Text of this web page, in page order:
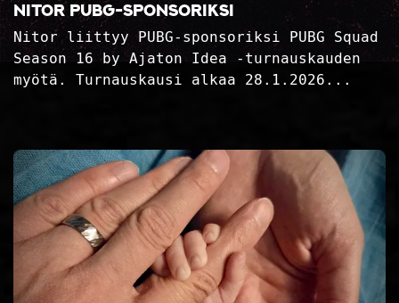
Nitor PUBG-sponsoriksi
Nitor liittyy PUBG-sponsoriksi PUBG Squad
Season 16 by Ajaton Idea -turnauskauden
myötä. Turnauskausi alkaa 28.1.2026...